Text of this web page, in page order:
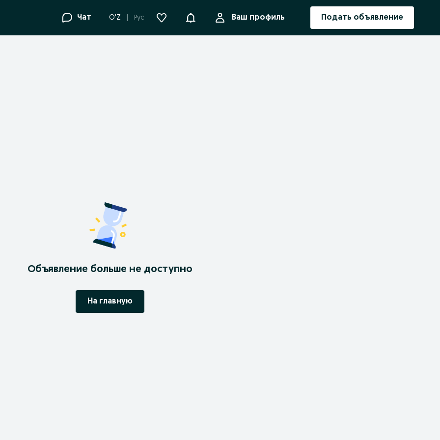
Чат O'Z Рус УведомленияВаш профиль Подать объявление
Объявление больше не доступно
На главную